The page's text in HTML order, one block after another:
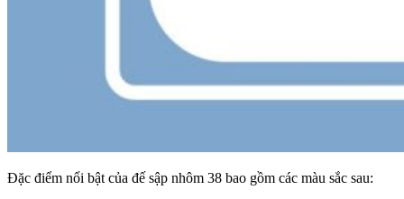
Đặc điểm nổi bật của đế sập nhôm 38 bao gồm các màu sắc sau: